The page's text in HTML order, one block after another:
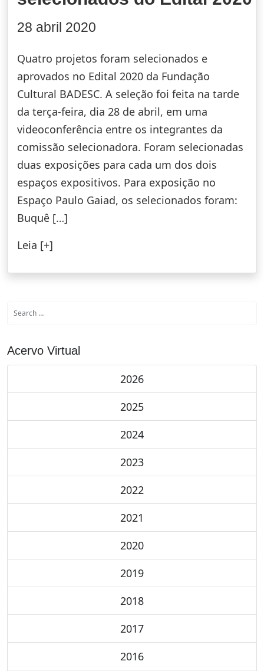
28 abril 2020
Quatro projetos foram selecionados e
aprovados no Edital 2020 da Fundação
Cultural BADESC. A seleção foi feita na tarde
da terça-feira, dia 28 de abril, em uma
videoconferência entre os integrantes da
comissão selecionadora. Foram selecionadas
duas exposições para cada um dos dois
espaços expositivos. Para exposição no
Espaço Paulo Gaiad, os selecionados foram:
Buquê […]
Leia [+]
Acervo Virtual
2026
2025
2024
2023
2022
2021
2020
2019
2018
2017
2016